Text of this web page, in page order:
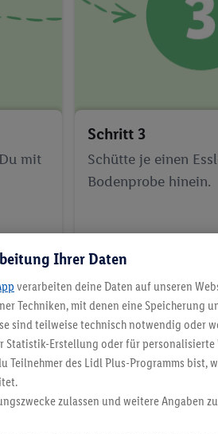
mit
Schritt 3
Schütte je einen
Bodenprobe hinein.
Ihrer Daten
verarbeiten deine Daten auf unseren
Techniken, mit denen eine Speicherung
sind teilweise technisch notwendig oder
Erstellung oder für
Teilnehmer des Lidl Plus-Programms bist,
zulassen und weitere Angaben